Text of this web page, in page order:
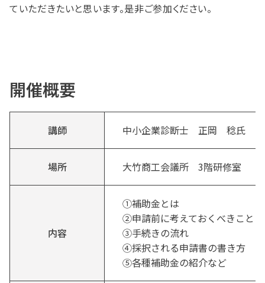
ていただきたいと思います。是非ご参加ください。
開催概要
講師 中小企業診断士 正岡 稔氏
場所 大竹商工会議所 3階研修室
内容
①補助金とは
②申請前に考えておくべきこと
③手続きの流れ
④採択される申請書の書き方
⑤各種補助金の紹介など